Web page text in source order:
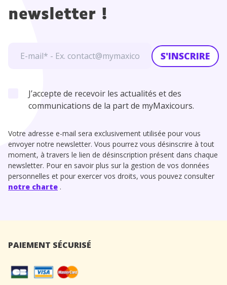
newsletter !
S'INSCRIRE
J’accepte de recevoir les actualités et des
communications de la part de myMaxicours.
Votre adresse e-mail sera exclusivement utilisée pour vous
envoyer notre newsletter. Vous pourrez vous désinscrire à tout
moment, à travers le lien de désinscription présent dans chaque
newsletter. Pour en savoir plus sur la gestion de vos données
personnelles et pour exercer vos droits, vous pouvez consulter
notre charte .
PAIEMENT SÉCURISÉ